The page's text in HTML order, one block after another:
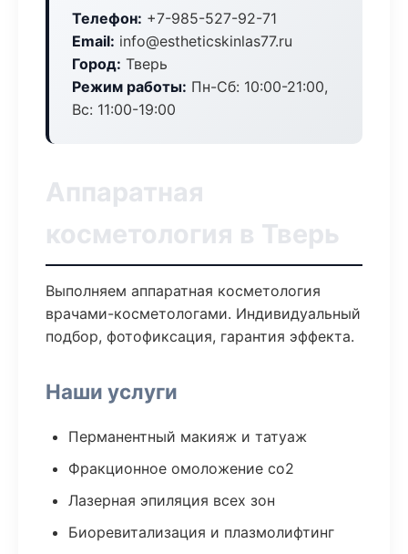
Телефон: +7-985-527-92-71
Email: info@estheticskinlas77.ru
Город: Тверь
Режим работы: Пн-Сб: 10:00-21:00,
Вс: 11:00-19:00
Аппаратная
косметология в Тверь
Выполняем аппаратная косметология
врачами-косметологами. Индивидуальный
подбор, фотофиксация, гарантия эффекта.
Наши услуги
Перманентный макияж и татуаж
Фракционное омоложение co2
Лазерная эпиляция всех зон
Биоревитализация и плазмолифтинг